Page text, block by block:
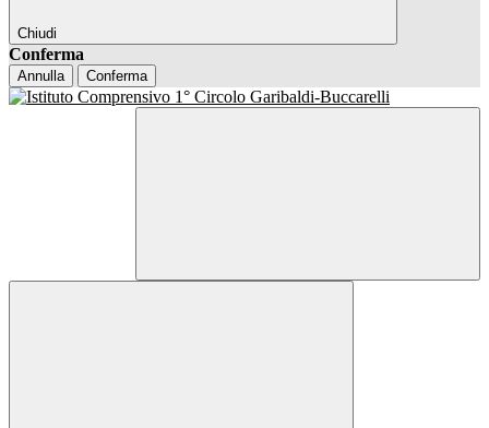
Chiudi
Conferma
Annulla Conferma